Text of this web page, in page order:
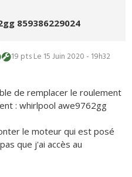
859386229024
19 ptsLe 15 Juin 2020 - 19h32
de remplacer le roulement
: whirlpool awe9762gg
le moteur qui est posé
que j'ai accès au